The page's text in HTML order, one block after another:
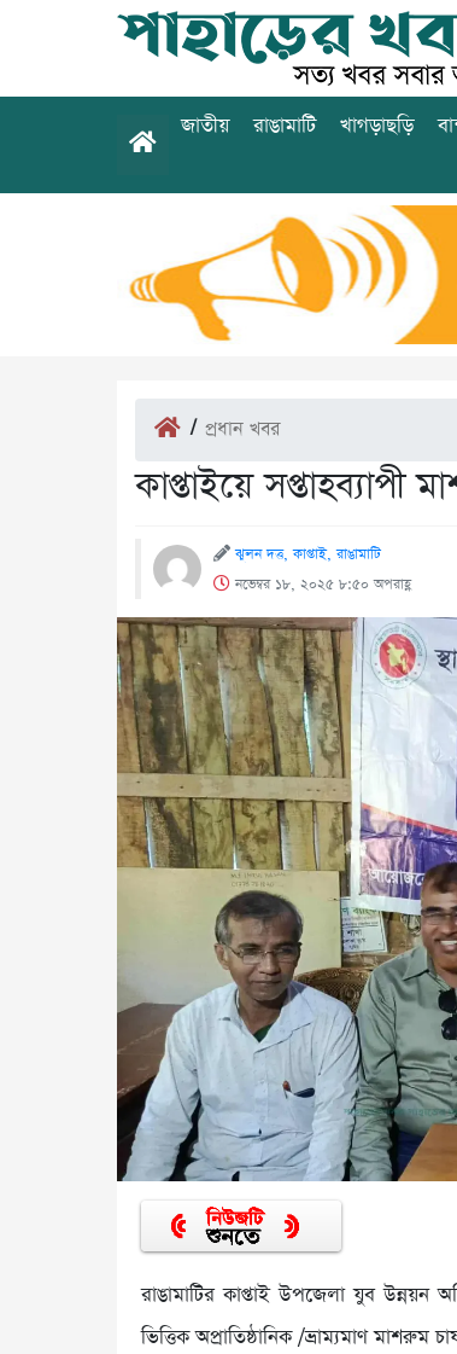
জাতীয় রাঙামাটি খাগড়াছড়ি
/ প্রধান খবর
কাপ্তাইয়ে সপ্তাহব্যাপী
ঝুলন দত্ত, কাপ্তাই, রাঙামাটি
নভেম্বর ১৮, ২০২৫ ৮:৫০ অপরাহ্ণ
রাঙামাটির কাপ্তাই উপজেলা যুব উন্নয়ন
ভিত্তিক অপ্রাতিষ্ঠানিক /ভ্রাম্যমাণ